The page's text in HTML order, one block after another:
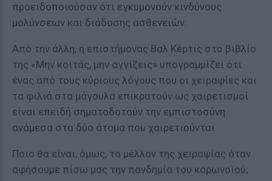
προειδοποιούσαν ότι εγκυμονούν κινδύνους
μολύνσεων και διάδοσης ασθενειών.
Από την άλλη, η επιστήμονας Βαλ Κέρτις στο βιβλίο
της «Μην κοιτάς, μην αγγίζεις» υπογραμμίζει ότι
ένας από τους κύριους λόγους που οι χειραψίες και
τα φιλιά στα μάγουλα επικρατούν ως χαιρετισμοί
είναι επειδή σηματοδοτούν την εμπιστοσύνη
ανάμεσα στα δύο άτομα που χαιρετιούνται.
Ποιο θα είναι, όμως, το μέλλον της χειραψίας όταν
αφήσουμε πίσω μας την πανδημία του κορωνοϊού;